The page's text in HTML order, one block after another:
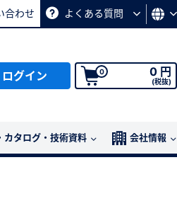
合わせ よくある質問
ログイン 0 0 円
(税抜)
カタログ・技術資料 会社情報